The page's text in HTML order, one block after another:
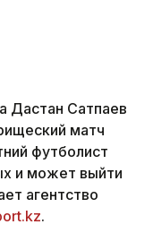
Дастан Сатпаев
матч
футболист
и может выйти
агентство
.